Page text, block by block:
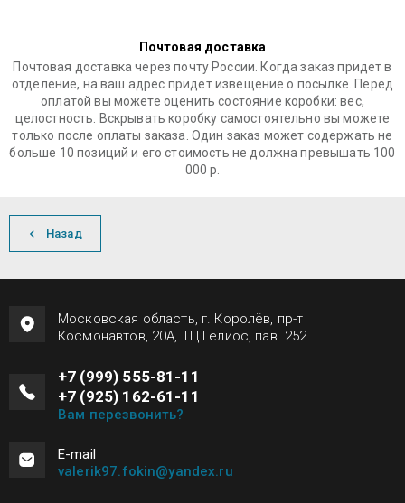
Почтовая доставка
Почтовая доставка через почту России. Когда заказ придет в
отделение, на ваш адрес придет извещение о посылке. Перед
оплатой вы можете оценить состояние коробки: вес,
целостность. Вскрывать коробку самостоятельно вы можете
только после оплаты заказа. Один заказ может содержать не
больше 10 позиций и его стоимость не должна превышать 100
000 р.
Назад
Московская область, г. Королёв, пр-т
Космонавтов, 20А, ТЦ Гелиос, пав. 252.
+7 (999) 555-81-11
+7 (925) 162-61-11
Вам перезвонить?
Е-mail
valerik97.fokin@yandex.ru